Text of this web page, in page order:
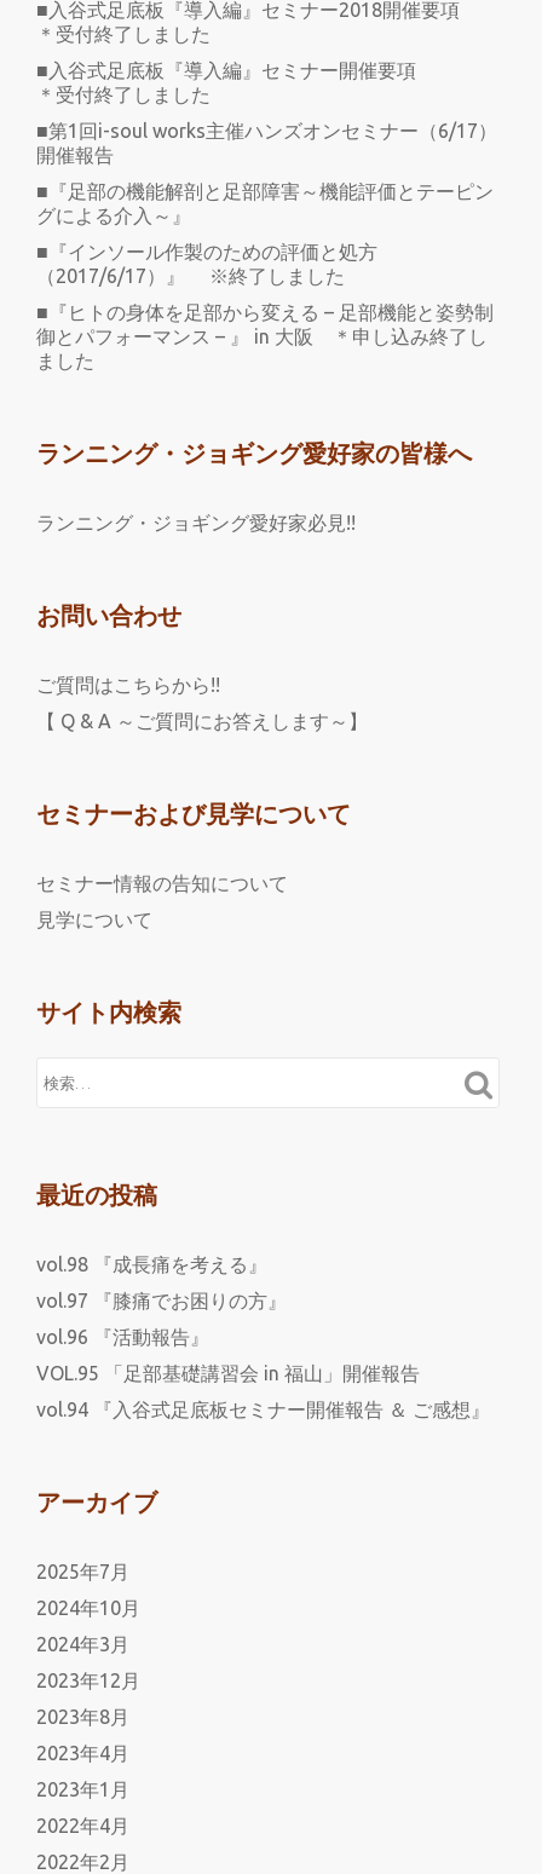
■入谷式足底板『導入編』セミナー2018開催要項
＊受付終了しました
■入谷式足底板『導入編』セミナー開催要項
＊受付終了しました
■第1回i-soul works主催ハンズオンセミナー（6/17）
開催報告
■『足部の機能解剖と足部障害～機能評価とテーピン
グによる介入～』
■『インソール作製のための評価と処方
（2017/6/17）』 ※終了しました
■『ヒトの身体を足部から変える – 足部機能と姿勢制
御とパフォーマンス – 』 in 大阪 ＊申し込み終了し
ました
ランニング・ジョギング愛好家の皆様へ
ランニング・ジョギング愛好家必見!!
お問い合わせ
ご質問はこちらから!!
【 Q & A ～ご質問にお答えします～】
セミナーおよび見学について
セミナー情報の告知について
見学について
サイト内検索
最近の投稿
vol.98 『成長痛を考える』
vol.97 『膝痛でお困りの方』
vol.96 『活動報告』
VOL.95 「足部基礎講習会 in 福山」開催報告
vol.94 『入谷式足底板セミナー開催報告 ＆ ご感想』
アーカイブ
2025年7月
2024年10月
2024年3月
2023年12月
2023年8月
2023年4月
2023年1月
2022年4月
2022年2月